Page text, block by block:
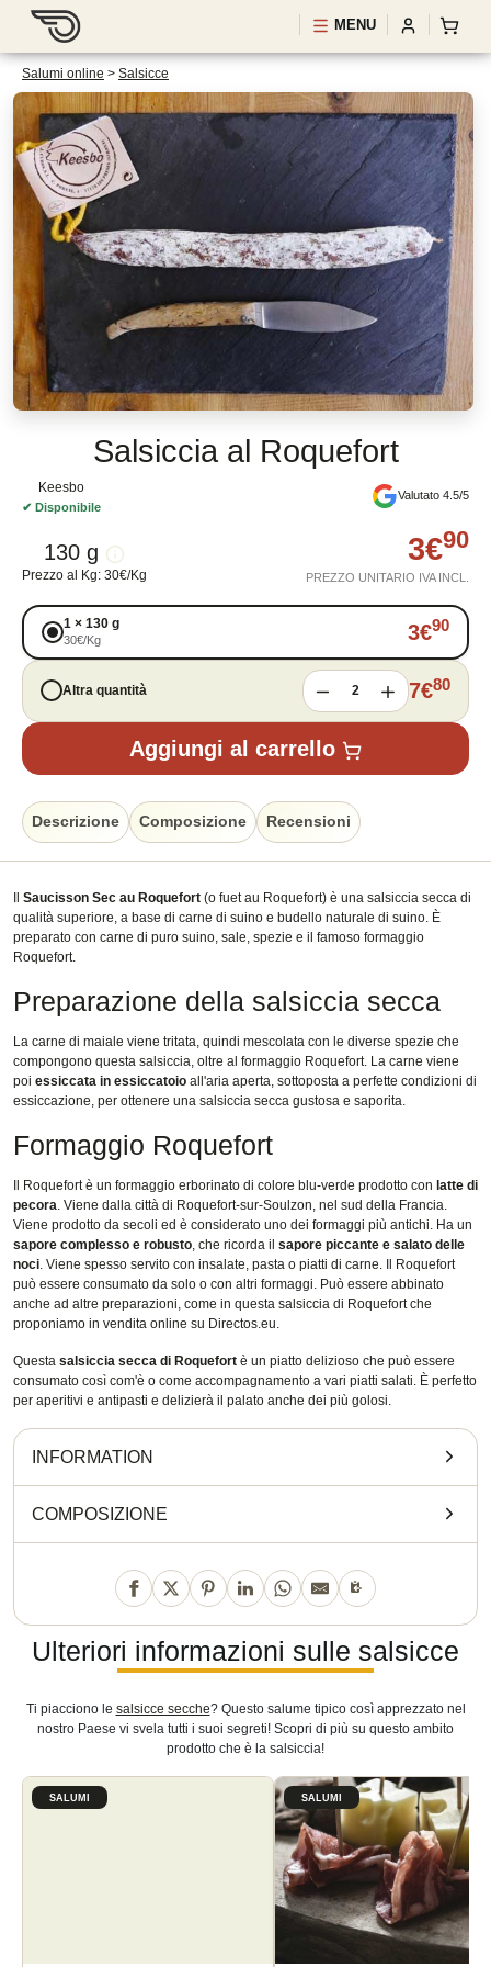
MENU
Salumi online > Salsicce
Salsiccia al Roquefort
Keesbo
✔ Disponibile
Valutato 4.5/5
130 g
Prezzo al Kg: 30€/Kg
3€90
PREZZO UNITARIO IVA INCL.
1 × 130 g
30€/Kg 3€90
Altra quantità 2 7€80
Aggiungi al carrello
Descrizione Composizione Recensioni
Il Saucisson Sec au Roquefort (o fuet au Roquefort) è una salsiccia secca di
qualità superiore, a base di carne di suino e budello naturale di suino. È
preparato con carne di puro suino, sale, spezie e il famoso formaggio
Roquefort.
Preparazione della salsiccia secca
La carne di maiale viene tritata, quindi mescolata con le diverse spezie che
compongono questa salsiccia, oltre al formaggio Roquefort. La carne viene
poi essiccata in essiccatoio all'aria aperta, sottoposta a perfette condizioni di
essiccazione, per ottenere una salsiccia secca gustosa e saporita.
Formaggio Roquefort
Il Roquefort è un formaggio erborinato di colore blu-verde prodotto con latte di
pecora . Viene dalla città di Roquefort-sur-Soulzon, nel sud della Francia.
Viene prodotto da secoli ed è considerato uno dei formaggi più antichi. Ha un
sapore complesso e robusto , che ricorda il sapore piccante e salato delle
noci . Viene spesso servito con insalate, pasta o piatti di carne. Il Roquefort
può essere consumato da solo o con altri formaggi. Può essere abbinato
anche ad altre preparazioni, come in questa salsiccia di Roquefort che
proponiamo in vendita online su Directos.eu.
Questa salsiccia secca di Roquefort è un piatto delizioso che può essere
consumato così com'è o come accompagnamento a vari piatti salati. È perfetto
per aperitivi e antipasti e delizierà il palato anche dei più golosi.
INFORMATION
COMPOSIZIONE
Ulteriori informazioni sulle salsicce
Ti piacciono le salsicce secche? Questo salume tipico così apprezzato nel
nostro Paese vi svela tutti i suoi segreti! Scopri di più su questo ambito
prodotto che è la salsiccia!
SALUMI SALUMI